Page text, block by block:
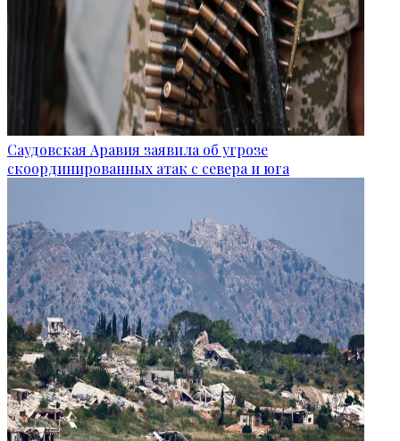
Саудовская Аравия заявила об угрозе
скоординированных атак с севера и юга